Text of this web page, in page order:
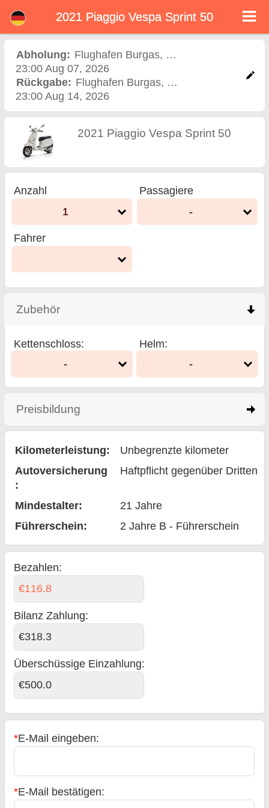
2021 Piaggio Vespa Sprint
50 motorroller vermietung
flughafen burgas
2021 Piaggio Vespa Sprint 50
Abholung: Flughafen Burgas, Flughafen
23:00 Aug 07, 2026
Rückgabe: Flughafen Burgas, Flughafen
23:00 Aug 14, 2026
2021 Piaggio Vespa Sprint 50
Anzahl
1
Passagiere
-
Fahrer
Zubehör
Kettenschloss:
-
Helm:
-
Preisbildung
Kilometerleistung:
Unbegrenzte kilometer
Auto­versicherung
:
Haftpflicht gegenüber Dritten
Mindestalter: 21 Jahre
Führerschein:
2 Jahre B - Führerschein
Bezahlen:
€116.8
Bilanz Zahlung:
€318.3
Überschüssige Einzahlung:
€500.0
*E-Mail eingeben:
*E-Mail bestätigen: